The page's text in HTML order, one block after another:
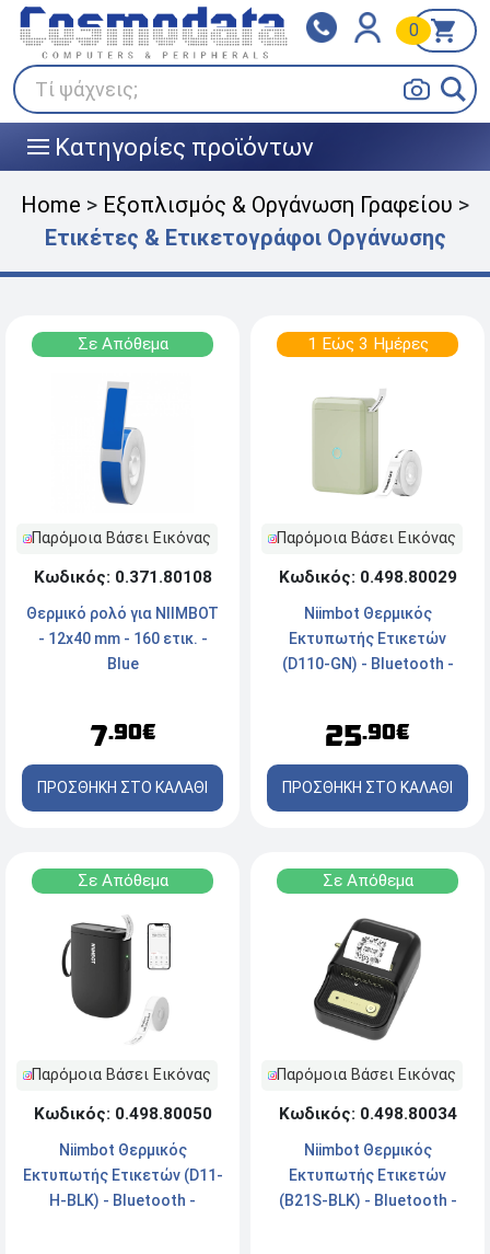
Τί ψάχνεις;
0
||| Κατηγορίες προϊόντων
Klarna
Πληρώστε σε 3
άτοκες δόσεις
BOX NOW
Home > Εξοπλισμός & Οργάνωση Γραφείου >
Ετικέτες & Ετικετογράφοι Οργάνωσης
Σε Απόθεμα
Παρόμοια Βάσει Εικόνας
Κωδικός: 0.371.80108
Θερμικό ρολό για NIIMBOT
- 12x40 mm - 160 ετικ. -
Blue
7.90€
ΠΡΟΣΘΗΚΗ ΣΤΟ ΚΑΛΑΘΙ
1 Εώς 3 Ημέρες
Παρόμοια Βάσει Εικόνας
Κωδικός: 0.498.80029
Niimbot Θερμικός
Εκτυπωτής Ετικετών
(D110-GN) - Bluetooth -
Εκτύπωσης (Μονόχρωμο)
45 ppm - Μέγιστη
Ταχύτητα Εκτύπωσης
(Έγχρωμη) 1 ppm - Πράσινο
25.90€
ΠΡΟΣΘΗΚΗ ΣΤΟ ΚΑΛΑΘΙ
Σε Απόθεμα
Παρόμοια Βάσει Εικόνας
Κωδικός: 0.498.80050
Niimbot Θερμικός
Εκτυπωτής Ετικετών (D11-
H-BLK) - Bluetooth -
Σε Απόθεμα
Παρόμοια Βάσει Εικόνας
Κωδικός: 0.498.80034
Niimbot Θερμικός
Εκτυπωτής Ετικετών
(B21S-BLK) - Bluetooth -